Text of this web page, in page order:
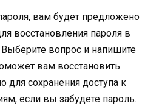
вам будет предложено
восстановления пароля в
Выберите вопрос и напишите
вам восстановить
для сохранения доступа к
если вы забудете пароль.